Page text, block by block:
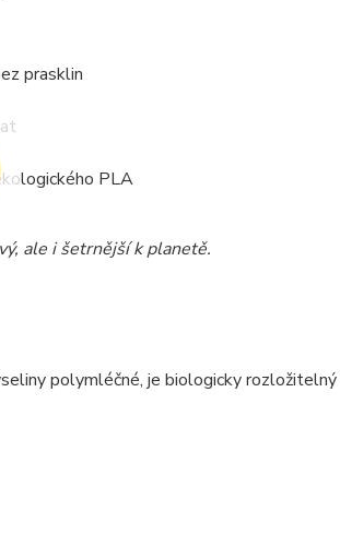
prasklin
PLA
ale i šetrnější k planetě.
polymléčné, je biologicky